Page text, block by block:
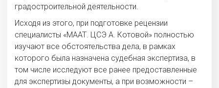
градостроительной деятельности.
Исходя из этого, при подготовке рецензии
специалисты «МААТ. ЦСЭ А. Котовой» полностью
изучают все обстоятельства дела, в рамках
которого была назначена судебная экспертиза, в
том числе исследуют все ранее предоставленные
для экспертизы документы, а при возможности –